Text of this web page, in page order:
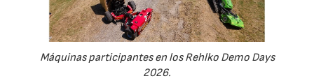
Máquinas participantes en los Rehlko Demo Days
2026.